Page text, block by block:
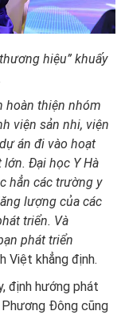
hiệu” khuấy
hoàn thiện nhóm
viện sản nhi, viện
án đi vào hoạt
Đại học Y Hà
hẳn các trường y
lượng của các
triển. Và
phát triển
Việt khẳng định.
định hướng phát
Đông cũng